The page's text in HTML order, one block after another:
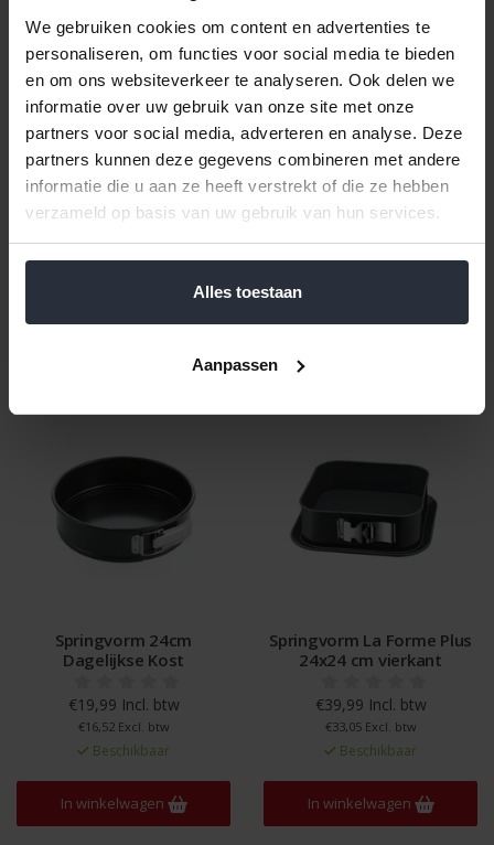
We gebruiken cookies om content en advertenties te
personaliseren, om functies voor social media te bieden
en om ons websiteverkeer te analyseren. Ook delen we
informatie over uw gebruik van onze site met onze
partners voor social media, adverteren en analyse. Deze
partners kunnen deze gegevens combineren met andere
informatie die u aan ze heeft verstrekt of die ze hebben
verzameld op basis van uw gebruik van hun services.
Alles toestaan
Aanpassen
Springvorm La Forme Plus
24 cm rond
€34,99 Incl. btw
€28,92 Excl. btw
20 cm rond
€29,99 Incl. btw
€24,79 Excl. btw
Springvorm 24cm
Dagelijkse Kost
€19,99 Incl. btw
€16,52 Excl. btw
Beschikbaar
In winkelwagen
Springvorm La Forme Plus
24x24 cm vierkant
€39,99 Incl. btw
€33,05 Excl. btw
Beschikbaar
In winkelwagen